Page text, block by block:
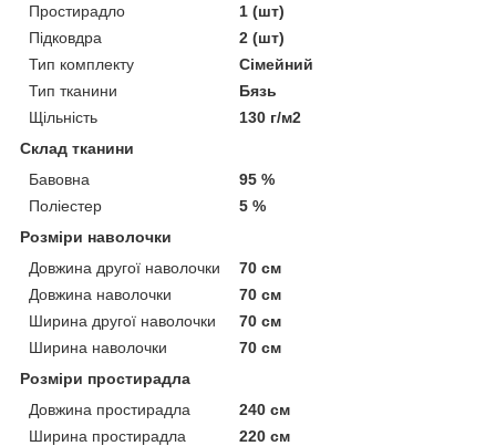
Простирадло
1 (шт)
Підковдра
2 (шт)
Тип комплекту
Сімейний
Тип тканини
Бязь
Щільність
130 г/м2
Склад тканини
Бавовна
95 %
Поліестер
5 %
Розміри наволочки
Довжина другої наволочки
70 см
Довжина наволочки
70 см
Ширина другої наволочки
70 см
Ширина наволочки
70 см
Розміри простирадла
Довжина простирадла
240 см
Ширина простирадла
220 см